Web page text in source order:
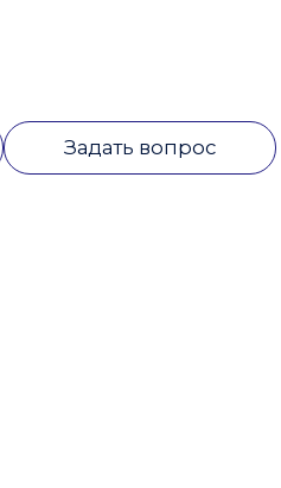
Задать вопрос